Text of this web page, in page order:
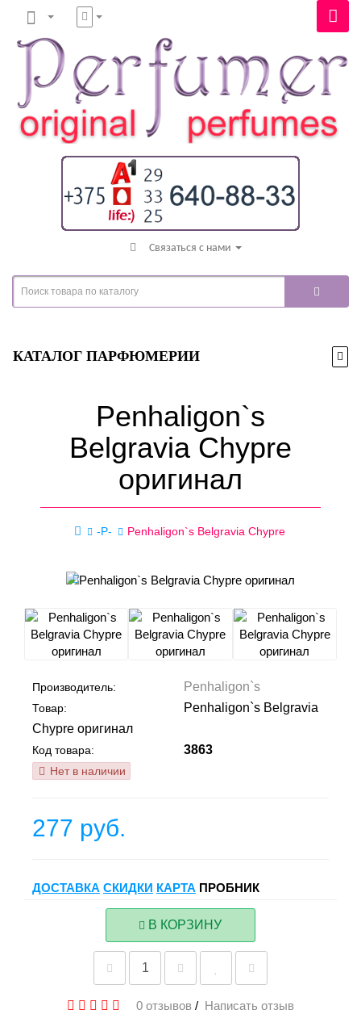
Связаться с нами
КАТАЛОГ ПАРФЮМЕРИИ
Penhaligon`s
Belgravia Chypre
оригинал
-P- Penhaligon`s Belgravia Chypre
Производитель: Penhaligon`s
Товар:
Penhaligon`s Belgravia
Chypre оригинал
Код товара: 3863
Нет в наличии
277 руб.
ДОСТАВКА СКИДКИ КАРТА ПРОБНИК
В КОРЗИНУ
0 отзывов / Написать отзыв